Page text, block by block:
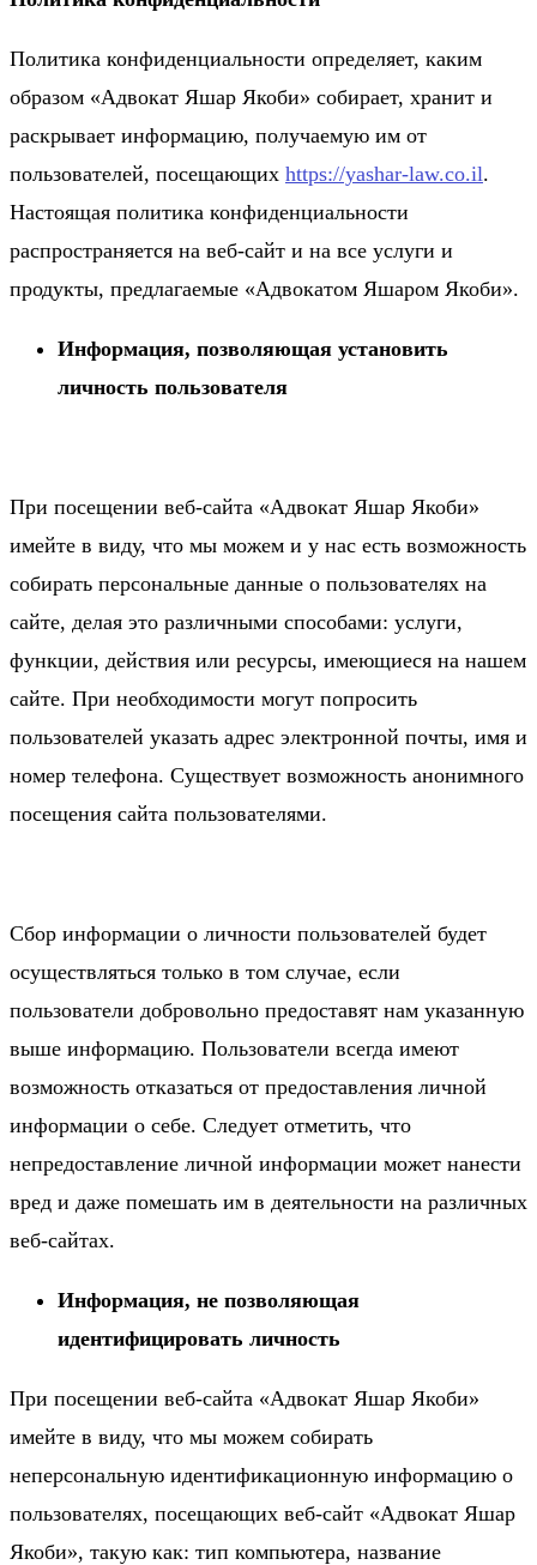
Политика конфиденциальности определяет, каким
образом «Адвокат Яшар Якоби» собирает, хранит и
раскрывает информацию, получаемую им от
пользователей, посещающих https://yashar-law.co.il.
Настоящая политика конфиденциальности
распространяется на веб-сайт и на все услуги и
продукты, предлагаемые «Адвокатом Яшаром Якоби».
Информация, позволяющая установить
личность пользователя
При посещении веб-сайта «Адвокат Яшар Якоби»
имейте в виду, что мы можем и у нас есть возможность
собирать персональные данные о пользователях на
сайте, делая это различными способами: услуги,
функции, действия или ресурсы, имеющиеся на нашем
сайте. При необходимости могут попросить
пользователей указать адрес электронной почты, имя и
номер телефона. Существует возможность анонимного
посещения сайта пользователями.
Сбор информации о личности пользователей будет
осуществляться только в том случае, если
пользователи добровольно предоставят нам указанную
выше информацию. Пользователи всегда имеют
возможность отказаться от предоставления личной
информации о себе. Следует отметить, что
непредоставление личной информации может нанести
вред и даже помешать им в деятельности на различных
веб-сайтах.
Информация, не позволяющая
идентифицировать личность
При посещении веб-сайта «Адвокат Яшар Якоби»
имейте в виду, что мы можем собирать
неперсональную идентификационную информацию о
пользователях, посещающих веб-сайт «Адвокат Яшар
Якоби», такую ​​как: тип компьютера, название